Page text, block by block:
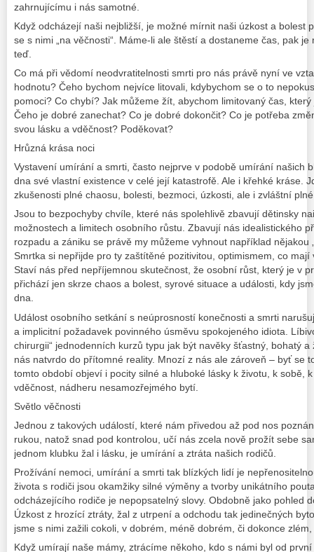
zahrnujícímu i nás samotné.
Když odcházejí naši nejbližší, je možné mírnit naši úzkost a bolest
se s nimi „na věčnosti“. Máme-li ale štěstí a dostaneme čas, pak
teď.
Co má při vědomí neodvratitelnosti smrti pro nás právě nyní ve
hodnotu? Čeho bychom nejvíce litovali, kdybychom se o to
pomoci? Co chybí? Jak můžeme žít, abychom limitovaný čas,
Čeho je dobré zanechat? Co je dobré dokončit? Co je potřeba
svou lásku a vděčnost? Poděkovat?
Hrůzná krása noci
Vystavení umírání a smrti, často nejprve v podobě umírání našich
dna své vlastní existence v celé její katastrofě. Ale i křehké kráse.
zkušenosti plné chaosu, bolesti, bezmoci, úzkosti, ale i zvláštní
Jsou to bezpochyby chvíle, které nás spolehlivě zbavují dětinsky
možnostech a limitech osobního růstu. Zbavují nás idealistického
rozpadu a zániku se právě my můžeme vyhnout například nějakou
Smrtka si nepřijde pro ty zaštítěné pozitivitou, optimismem, co
Staví nás před nepříjemnou skutečnost, že osobní růst, který je v
přichází jen skrze chaos a bolest, syrové situace a události, kdy
dna.
Událost osobního setkání s neúprosností konečnosti a smrti
a implicitní požadavek povinného úsměvu spokojeného idiota.
chirurgii“ jednodenních kurzů typu jak být navěky šťastný, bohatý
nás natvrdo do přítomné reality. Mnozí z nás ale zároveň – byť se
tomto období objeví i pocity silné a hluboké lásky k životu, k sobě,
vděčnost, nádheru nesamozřejmého bytí.
Světlo věčnosti
Jednou z takových událostí, které nám přivedou až pod nos
rukou, natož snad pod kontrolou, učí nás zcela nově prožít sebe
jednom klubku žal i lásku, je umírání a ztráta našich rodičů.
Prožívání nemoci, umírání a smrti tak blízkých lidí je
života s rodiči jsou okamžiky silné výměny a tvorby unikátního
odcházejícího rodiče je nepopsatelný slovy. Obdobně jako pohled
Úzkost z hrozící ztráty, žal z utrpení a odchodu tak jedinečných
jsme s nimi zažili cokoli, v dobrém, méně dobrém, či dokonce
Když umírají naše mámy, ztrácíme někoho, kdo s námi byl od